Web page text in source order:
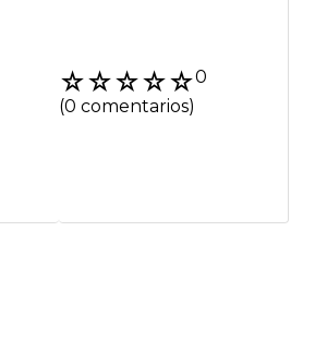
☆☆☆☆☆0
(0 comentarios)